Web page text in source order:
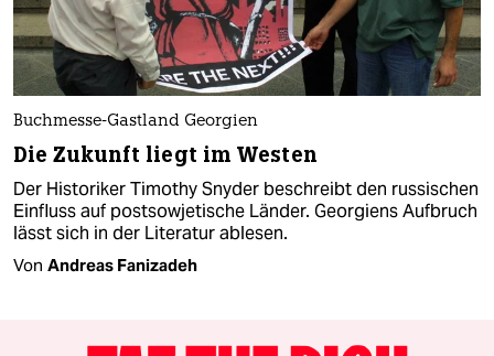
Buchmesse-Gastland Georgien
Die Zukunft liegt im Westen
Der Historiker Timothy Snyder beschreibt den russischen
Einfluss auf postsowjetische Länder. Georgiens Aufbruch
lässt sich in der Literatur ablesen.
Von Andreas Fanizadeh